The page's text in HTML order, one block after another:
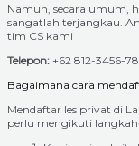
Namun, secara umum,
sangatlah terjangkau.
tim CS kami
Telepon: +62 812-3456-
Bagaimana cara
Mendaftar les privat di
perlu mengikuti